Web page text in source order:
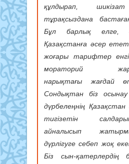
құлдырап,
тұрақсыздана
Бұл барлық елге,
Қазақстанға әсер
жоғары тарифтер
мораторий
нарықтағы жағдай
Сондықтан біз
дүрбелеңнің Қазақстан
тигізетін
айналысып
дүрлігуге себеп жоқ
Біз сын-қатерлердің